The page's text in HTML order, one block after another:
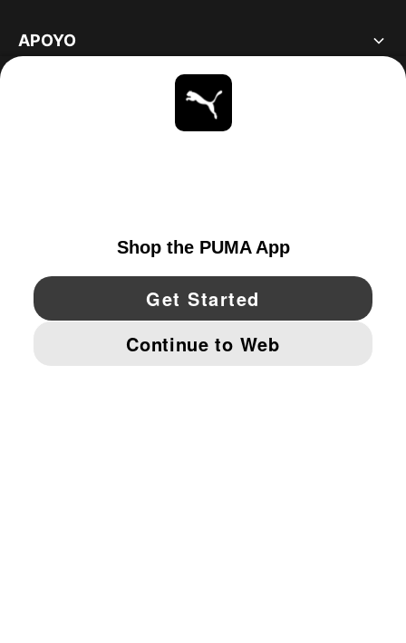
APOYO
YouTube Twitter Pinterest
IMPRINT AND LEGAL DATA